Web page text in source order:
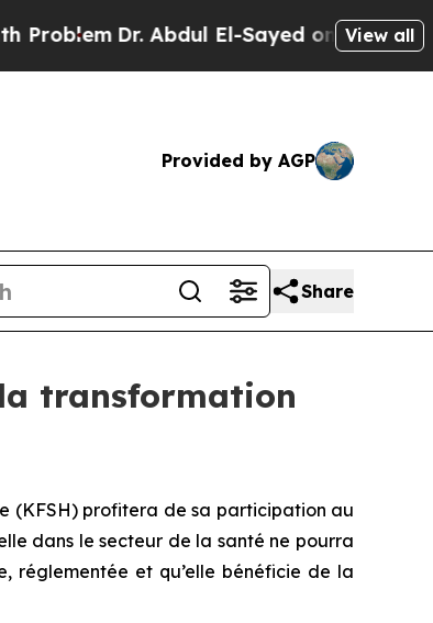
Dr. Abdul El-Sayed on HistoricView all
Provided by AGP
Share
transformation
(KFSH) profitera de sa participation au
dans le secteur de la santé ne pourra
réglementée et qu’elle bénéficie de la